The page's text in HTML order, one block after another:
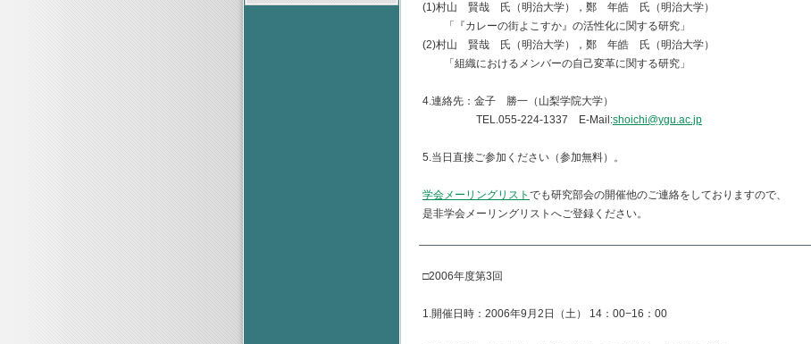
(1)村山 賢哉 氏（明治大学），鄭 年皓 氏（明治大学）
「『カレーの街よこすか』の活性化に関する研究」
(2)村山 賢哉 氏（明治大学），鄭 年皓 氏（明治大学）
「組織におけるメンバーの自己変革に関する研究」
4.連絡先：金子 勝一（山梨学院大学）
TEL.055-224-1337 E-Mail:shoichi@ygu.ac.jp
5.当日直接ご参加ください（参加無料）。
学会メーリングリスト でも研究部会の開催他のご連絡をしておりますので、
是非学会メーリングリストへご登録ください。
□2006年度第3回
1.開催日時：2006年9月2日（土） 14：00−16：00